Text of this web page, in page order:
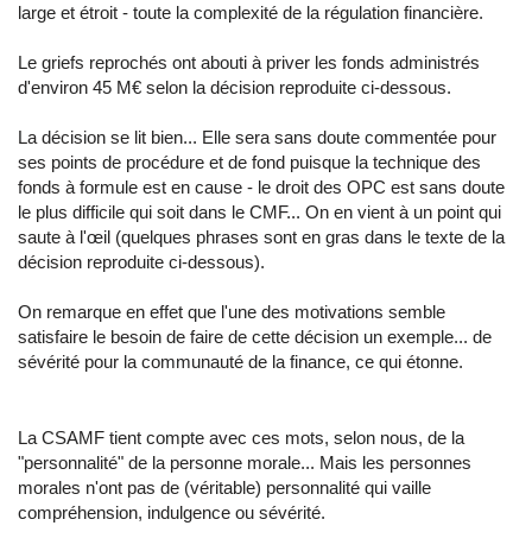
large et étroit - toute la complexité de la régulation financière.
Le griefs reprochés ont abouti à priver les fonds administrés
d'environ 45 M€ selon la décision reproduite ci-dessous.
La décision se lit bien... Elle sera sans doute commentée pour
ses points de procédure et de fond puisque la technique des
fonds à formule est en cause - le droit des OPC est sans doute
le plus difficile qui soit dans le CMF... On en vient à un point qui
saute à l'œil (quelques phrases sont en gras dans le texte de la
décision reproduite ci-dessous).
On remarque en effet que l'une des motivations semble
satisfaire le besoin de faire de cette décision un exemple... de
sévérité pour la communauté de la finance, ce qui étonne.
La CSAMF tient compte avec ces mots, selon nous, de la
"personnalité" de la personne morale... Mais les personnes
morales n'ont pas de (véritable) personnalité qui vaille
compréhension, indulgence ou sévérité.